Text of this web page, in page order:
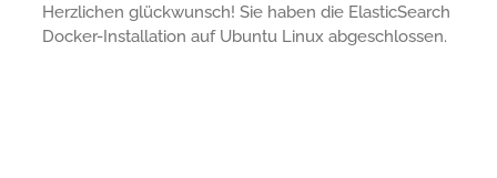
Herzlichen glückwunsch! Sie haben die ElasticSearch
Docker-Installation auf Ubuntu Linux abgeschlossen.